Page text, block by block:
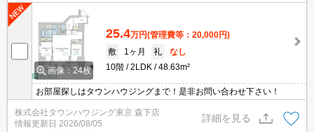
画像：24枚
25.4万円(管理費等：20,000円)
敷
1ヶ月 礼
なし
10階
2LDK 48.63m²
お部屋探しはタウンハウジングまで！是非お問い合わせ下さい！
株式会社タウンハウジング東京 森下店
情報更新日 2026/08/05
詳細を見る